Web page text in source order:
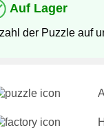
Auf Lager
der Puzzle auf